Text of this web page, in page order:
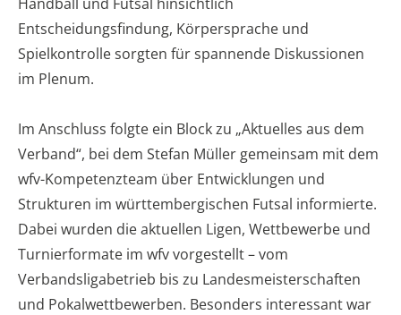
Entscheidungsfindung, Körpersprache und
Spielkontrolle sorgten für spannende Diskussionen
im Plenum.
Im Anschluss folgte ein Block zu „Aktuelles aus dem
Verband“, bei dem Stefan Müller gemeinsam mit dem
wfv-Kompetenzteam über Entwicklungen und
Strukturen im württembergischen Futsal informierte.
Dabei wurden die aktuellen Ligen, Wettbewerbe und
Turnierformate im wfv vorgestellt – vom
Verbandsligabetrieb bis zu Landesmeisterschaften
und Pokalwettbewerben. Besonders interessant war